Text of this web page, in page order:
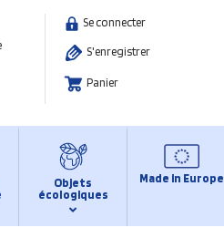
Se connecter
S'enregistrer
Panier
Objets
écologiques
Made in Europe